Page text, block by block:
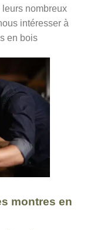
nombreux
intéresser à
en bois
montres en